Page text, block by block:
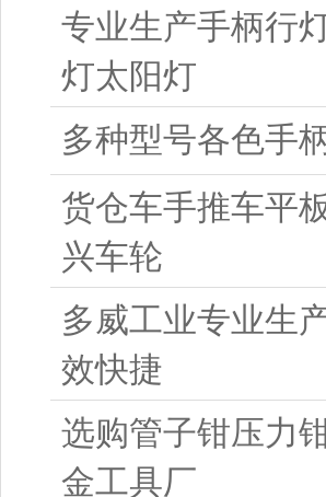
专业生产手柄行
灯太阳灯
多种型号各色手
货仓车手推车平
兴车轮
多威工业专业生
效快捷
选购管子钳压力
金工具厂